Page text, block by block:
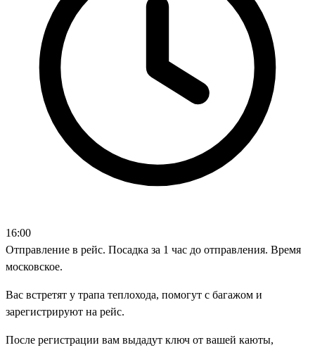
16:00
Отправление в рейс. Посадка за 1 час до отправления. Время
московское.
Вас встретят у трапа теплохода, помогут с багажом и
зарегистрируют на рейс.
После регистрации вам выдадут ключ от вашей каюты,